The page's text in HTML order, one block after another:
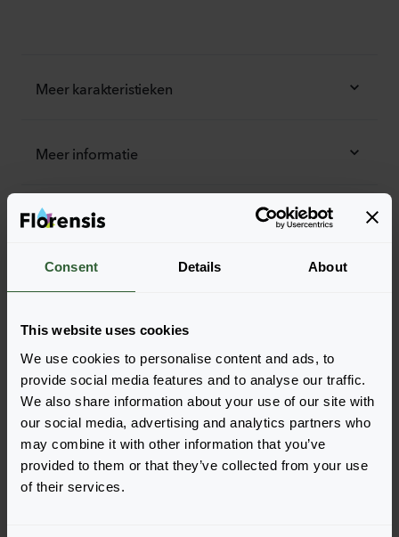
Consent Details About
This website uses cookies
We use cookies to personalise content and ads, to
provide social media features and to analyse our traffic.
We also share information about your use of our site with
our social media, advertising and analytics partners who
may combine it with other information that you’ve
provided to them or that they’ve collected from your use
of their services.
Meer karakteristieken
Meer informatie
Bestel de Aster alpinus
Voeg eenvoudig de producten toe aan je winkelwagen
door op een van de productvormen van de gewenste
producten te drukken. Eenmaal toegevoegd, verschijnt
je winkelwagen onderin het scherm.
Toon beschikbaarheid